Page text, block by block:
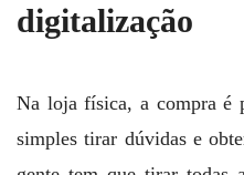
digitalização
Na loja física, a compra é
simples tirar dúvidas e